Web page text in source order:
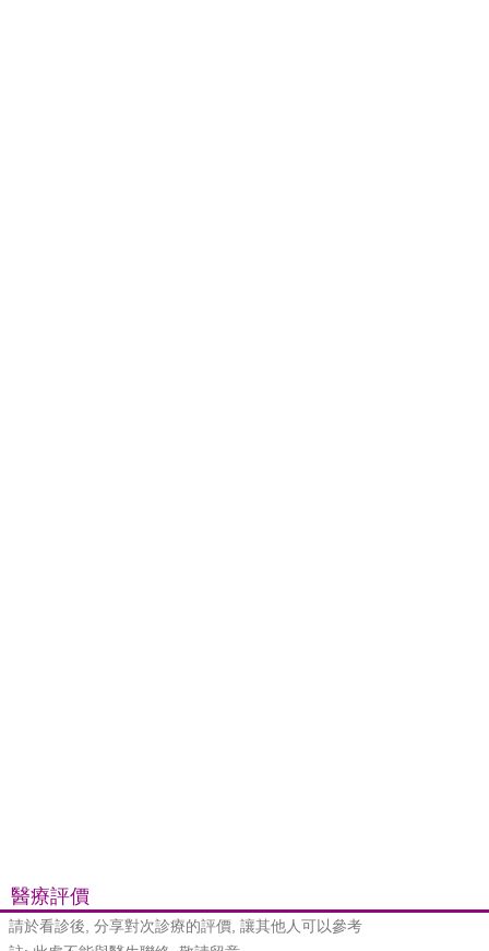
醫療評價
請於看診後, 分享對次診療的評價, 讓其他人可以參考